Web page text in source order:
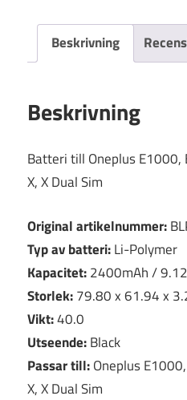
Beskrivning
Beskrivning
Batteri till Oneplus
X, X Dual Sim
Original artikelnummer:
Typ av batteri:Li-Polymer
Kapacitet:2400mAh /
Storlek:79.80 x 61.94 x
Vikt:40.0
Utseende:Black
Passar till:Oneplus
X, X Dual Sim